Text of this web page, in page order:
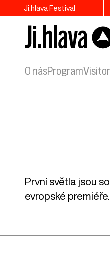
Ji.hlava Festival
O násProgram
První světla jsou
evropské premiéře.